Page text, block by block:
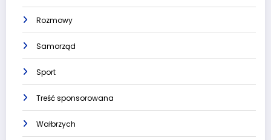
Rozmowy
Samorząd
Sport
Treść sponsorowana
Wałbrzych